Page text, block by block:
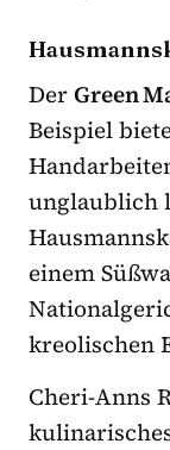
DerGreen
Beispiel
unglaublich
einem
kreolischen
Cheri-Anns